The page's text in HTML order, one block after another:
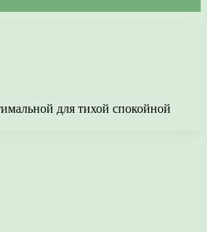
для тихой спокойной